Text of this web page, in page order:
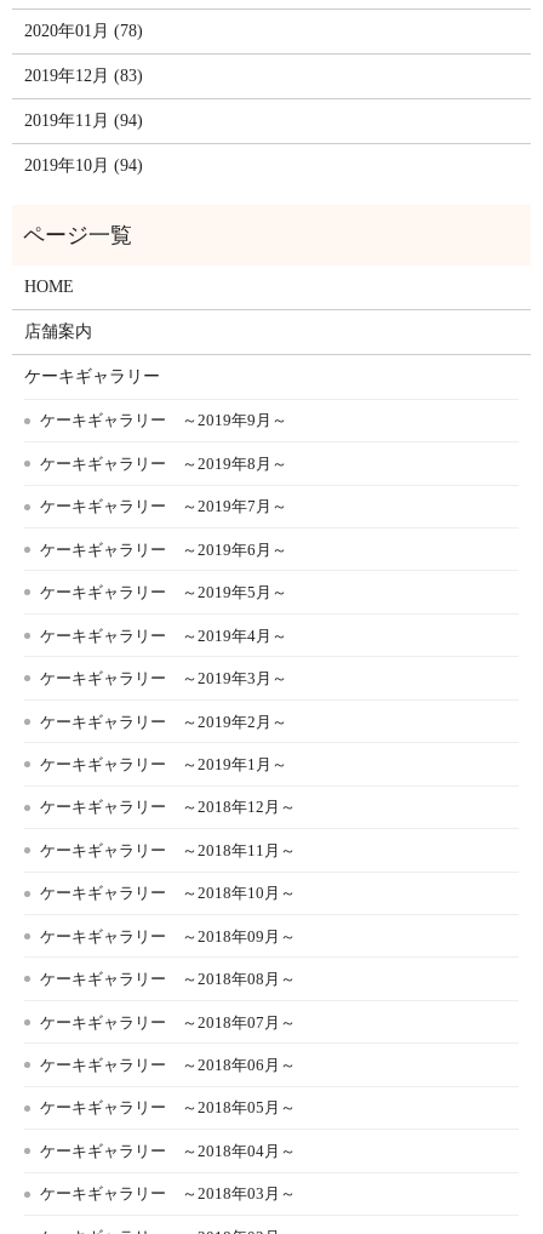
2020年01月 (78)
2019年12月 (83)
2019年11月 (94)
2019年10月 (94)
HOME
店舗案内
ケーキギャラリー
ケーキギャラリー ～2019年9月～
ケーキギャラリー ～2019年8月～
ケーキギャラリー ～2019年7月～
ケーキギャラリー ～2019年6月～
ケーキギャラリー ～2019年5月～
ケーキギャラリー ～2019年4月～
ケーキギャラリー ～2019年3月～
ケーキギャラリー ～2019年2月～
ケーキギャラリー ～2019年1月～
ケーキギャラリー ～2018年12月～
ケーキギャラリー ～2018年11月～
ケーキギャラリー ～2018年10月～
ケーキギャラリー ～2018年09月～
ケーキギャラリー ～2018年08月～
ケーキギャラリー ～2018年07月～
ケーキギャラリー ～2018年06月～
ケーキギャラリー ～2018年05月～
ケーキギャラリー ～2018年04月～
ケーキギャラリー ～2018年03月～